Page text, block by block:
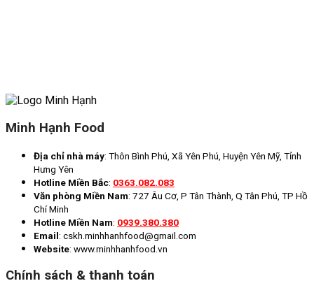
Minh Hạnh Food
Địa chỉ nhà máy: Thôn Bình Phú, Xã Yên Phú, Huyện Yên Mỹ, Tỉnh
Hưng Yên
Hotline Miền Bắc: 0363.082.083
Văn phòng Miền Nam: 727 Âu Cơ, P Tân Thành, Q Tân Phú, TP Hồ
Chí Minh
Hotline Miền Nam: 0939.380.380
Email: cskh.minhhanhfood@gmail.com
Website: www.minhhanhfood.vn
Chính sách & thanh toán